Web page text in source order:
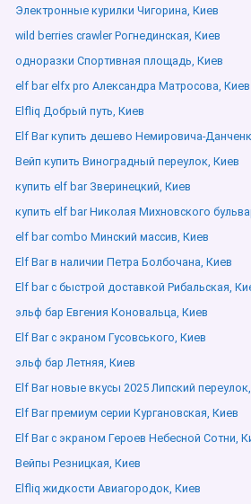
Электронные курилки Чигорина, Киев
wild berries crawler Рогнединская, Киев
одноразки Спортивная площадь, Киев
elf bar elfx pro Александра Матросова, Киев
Elfliq Добрый путь, Киев
Elf Bar купить дешево Немировича-
Вейп купить Виноградный переулок, Киев
купить elf bar Зверинецкий, Киев
купить elf bar Николая Михновского
elf bar combo Минский массив, Киев
Elf Bar в наличии Петра Болбочана, Киев
Elf bar с быстрой доставкой Рибальская,
эльф бар Евгения Коновальца, Киев
Elf Bar с экраном Гусовського, Киев
эльф бар Летняя, Киев
Elf Bar новые вкусы 2025 Липский
Elf Bar премиум серии Кургановская, Киев
Elf Bar с экраном Героев Небесной Сотни,
Вейпы Резницкая, Киев
Elfliq жидкости Авиагородок, Киев